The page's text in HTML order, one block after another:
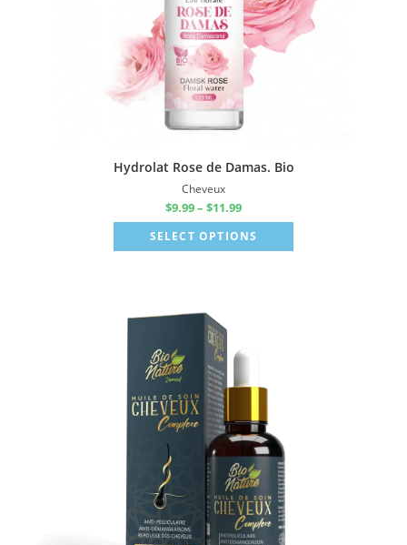
Hydrolat Rose de Damas. Bio
Cheveux
$9.99– $11.99
SELECT OPTIONS